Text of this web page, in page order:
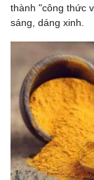
thành "công thức
sáng, dáng xinh.